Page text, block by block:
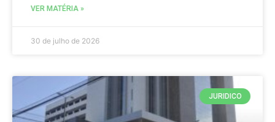
VER MATÉRIA »
30 de julho de 2026
JURIDICO